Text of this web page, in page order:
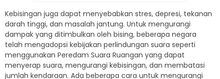
Kebisingan juga dapat menyebabkan stres, depresi, tekanan
darah tinggi, dan masalah jantung. Untuk mengurangi
dampak yang ditimbulkan oleh bising, beberapa negara
telah mengadopsi kebijakan perlindungan suara seperti
menggunakan Peredam Suara Ruangan yang dapat
menyerap suara, mengurangi kebisingan, dan membatasi
jumlah kendaraan. Ada beberapa cara untuk mengurangi